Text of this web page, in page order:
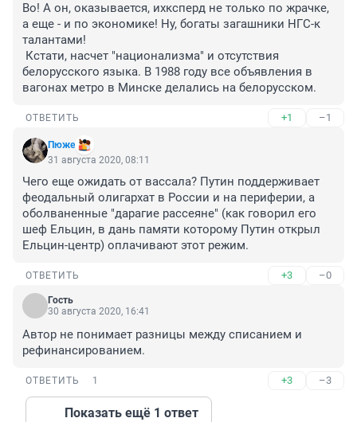
Во! А он, оказывается, ихксперд не только по жрачке,
а еще - и по экономике! Ну, богаты загашники НГС-к
талантами!
Кстати, насчет "национализма" и отсутствия
белорусского языка. В 1988 году все объявления в
вагонах метро в Минске делались на белорусском.
ОТВЕТИТЬ +1 –1
Пюже
31 августа 2020, 08:11
Чего еще ожидать от вассала? Путин поддерживает
феодальный олигархат в России и на периферии, а
оболваненные "дарагие рассеяне" (как говорил его
шеф Ельцин, в дань памяти которому Путин открыл
Ельцин-центр) оплачивают этот режим.
ОТВЕТИТЬ +3 –0
Гость
30 августа 2020, 16:41
Автор не понимает разницы между списанием и
рефинансированием.
ОТВЕТИТЬ 1 +3 –3
Показать ещё 1 ответ